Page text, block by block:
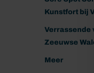
Kunstfort bij
Verrassende
Zeeuwse
Meer